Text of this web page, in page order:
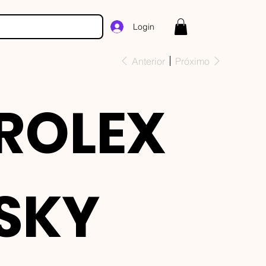
Login
Anterior Próximo